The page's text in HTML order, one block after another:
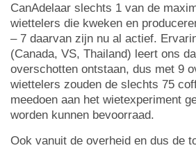
CanAdelaar slechts 1 van de
wiettelers die kweken en
– 7 daarvan zijn nu al actief.
(Canada, VS, Thailand) leert ons
overschotten ontstaan, dus met 9
wiettelers zouden de slechts 75
meedoen aan het wietexperiment
worden kunnen bevoorraad.
Ook vanuit de overheid en dus de